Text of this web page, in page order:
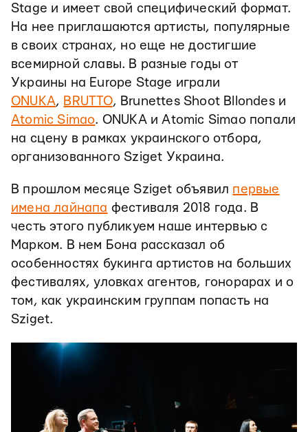
Stage и имеет свой специфический формат.
На нее приглашаются артисты, популярные
в своих странах, но еще не достигшие
всемирной славы. В разные годы от
Украины на Europe Stage играли
ONUKA, BRUTTO, Brunettes Shoot Bllondes и
Atomic Simao. ONUKA и Atomic Simao попали
на сцену в рамках украинского отбора,
организованного Sziget Украина.
В прошлом месяце Sziget объявил первые
имена лайнапа фестиваля 2018 года. В
честь этого публикуем наше интервью с
Марком. В нем Бона рассказал об
особенностях букинга артистов на больших
фестивалях, уловках агентов, гонорарах и о
том, как украинским группам попасть на
Sziget.